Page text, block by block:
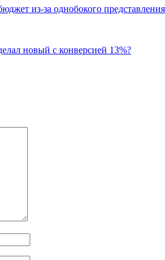
из-за однобокого
новый с конверсией 13%?